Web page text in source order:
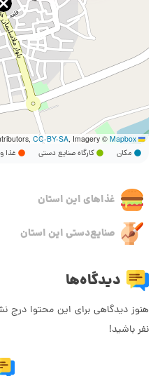
Leaflet
CC-BY-SA, Imagery © Mapbox
مکان کارگاه صنایع دستی غذا
غذاهای این استان
صنایع‌دستی این استان
دیدگاه‌ها
هنوز دیدگاهی برای این محتوا درج
نفر باشید!